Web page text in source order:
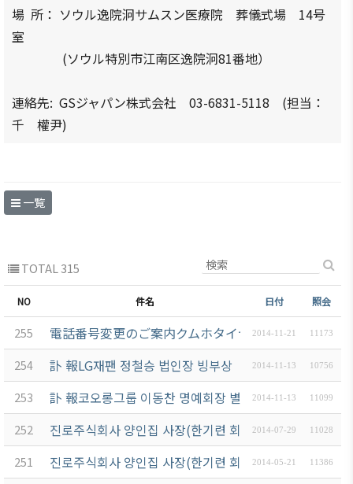
針
場 所： ソウル逸院泂サムスン医療院 葬儀式場 14号
室
(ソウル特別市江南区逸院泂81番地）
連絡先: GSジャパン株式会社 03-6831-5118 (担当：
千 權尹)
一覧
TOTAL 315
NO 件名 日付 照会
255 電話番号変更のご案内クムホタイヤジャパン(株)
2014-11-21 11173
254 訃 報LG재팬 정철승 법인장 빙부상 2014-11-13 10756
253 訃 報코오롱그룹 이동찬 명예회장 별세2014-11-13 11099
252 진로주식회사 양인집 사장(한기련 회장) 제21회 한일고
2014-07-29 11028
251 진로주식회사 양인집 사장(한기련 회장) 세계경제연구협
2014-05-21 11386